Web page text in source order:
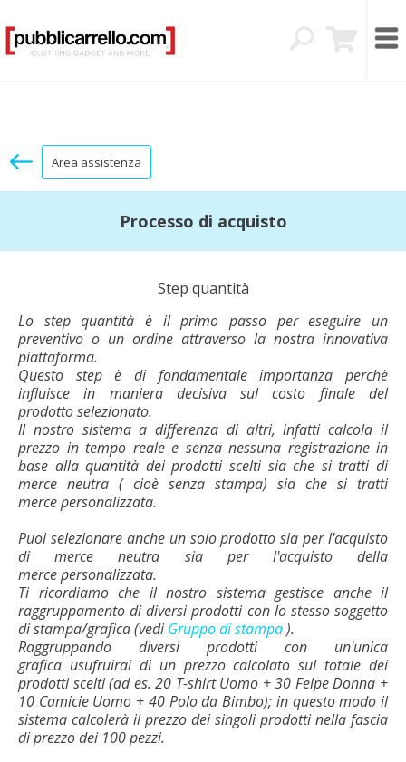
Area assistenza
Processo di acquisto
Step quantità
Lo step quantità è il primo passo per eseguire un
preventivo o un ordine attraverso la nostra innovativa
piattaforma.
Questo step è di fondamentale importanza perchè
influisce in maniera decisiva sul costo finale del
prodotto selezionato.
Il nostro sistema a differenza di altri, infatti calcola il
prezzo in tempo reale e senza nessuna registrazione in
base alla quantità dei prodotti scelti sia che si tratti di
merce neutra ( cioè senza stampa) sia che si tratti
merce personalizzata.
Puoi selezionare anche un solo prodotto sia per l'acquisto
di merce neutra sia per l'acquisto della
merce personalizzata.
Ti ricordiamo che il nostro sistema gestisce anche il
raggruppamento di diversi prodotti con lo stesso soggetto
di stampa/grafica (vediGruppo di stampa).
Raggruppando diversi prodotti con un'unica
grafica usufruirai di un prezzo calcolato sul totale dei
prodotti scelti (ad es. 20 T-shirt Uomo + 30 Felpe Donna +
10 Camicie Uomo + 40 Polo da Bimbo); in questo modo il
sistema calcolerà il prezzo dei singoli prodotti nella fascia
di prezzo dei 100 pezzi.